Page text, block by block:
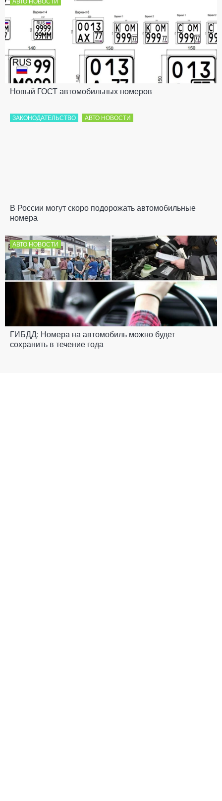
АВТО НОВОСТИ
Новый ГОСТ автомобильных номеров
ЗАКОНОДАТЕЛЬСТВО АВТО НОВОСТИ
В России могут скоро подорожать автомобильные
номера
АВТО НОВОСТИ
ГИБДД: Номера на автомобиль можно будет
сохранить в течение года